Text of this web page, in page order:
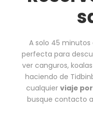
A solo 45 minutos
perfecta para
ver canguros,
haciendo de
cualquier viaje
busque contacto